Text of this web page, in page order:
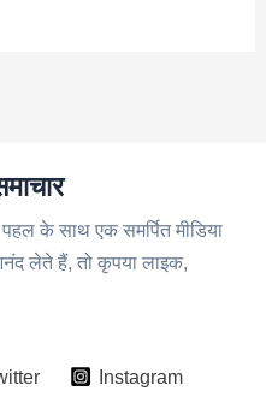
के साथ एक समर्पित मीडिया
लेते हैं, तो कृपया लाइक,
Instagram